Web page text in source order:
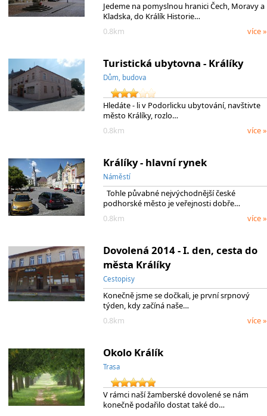
Jedeme na pomyslnou hranici Čech, Moravy a
Kladska, do Králík Historie…
0.8km
více »
Turistická ubytovna - Králíky
Dům, budova
Hledáte - li v Podorlicku ubytování, navštivte
město Králíky, rozlo…
0.8km
více »
Králíky - hlavní rynek
Náměstí
Tohle půvabné nejvýchodnější české
podhorské město je veřejnosti dobře…
0.8km
více »
Dovolená 2014 - I. den, cesta do
města Králíky
Cestopisy
Konečně jsme se dočkali, je první srpnový
týden, kdy začíná naše…
0.8km
více »
Okolo Králík
Trasa
V rámci naší žamberské dovolené se nám
konečně podařilo dostat také do…